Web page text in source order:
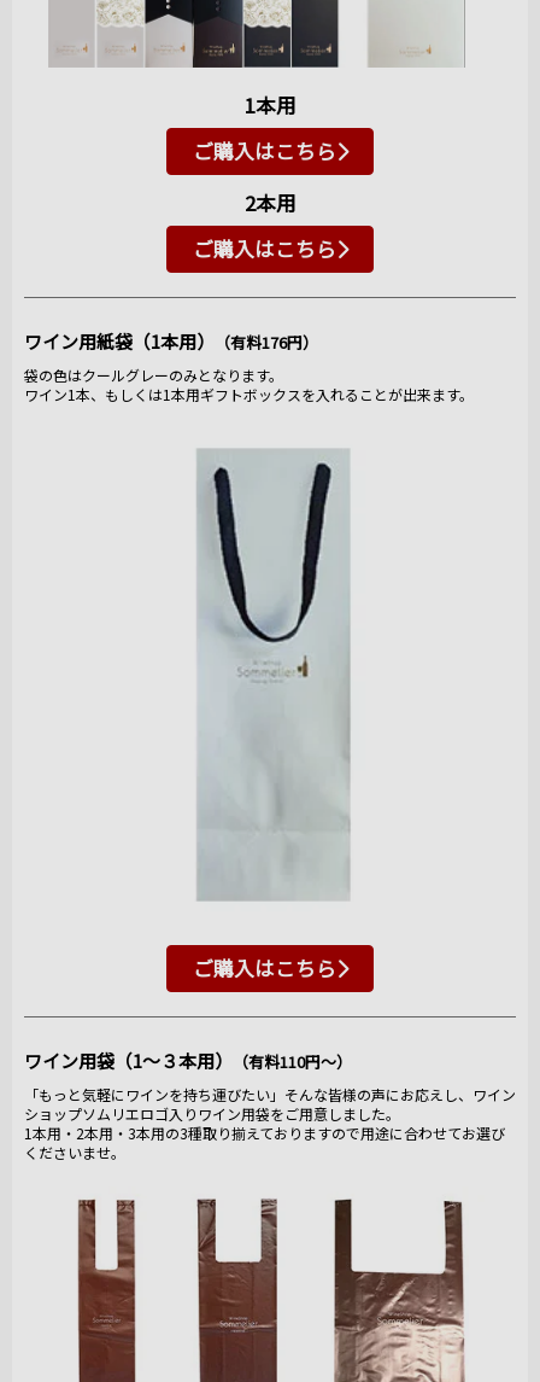
1本用
ご購入はこちら
2本用
ご購入はこちら
ワイン用紙袋（1本用） （有料176円）
袋の色はクールグレーのみとなります。
ワイン1本、もしくは1本用ギフトボックスを入れることが出来ます。
ご購入はこちら
ワイン用袋（1～３本用） （有料110円～）
「もっと気軽にワインを持ち運びたい」そんな皆様の声にお応えし、ワイン
ショップソムリエロゴ入りワイン用袋をご用意しました。
1本用・2本用・3本用の3種取り揃えておりますので用途に合わせてお選び
くださいませ。